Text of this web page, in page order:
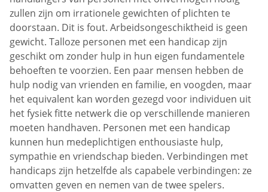
zullen zijn om irrationele gewichten of plichten te
doorstaan. Dit is fout. Arbeidsongeschiktheid is geen
gewicht. Talloze personen met een handicap zijn
geschikt om zonder hulp in hun eigen fundamentele
behoeften te voorzien. Een paar mensen hebben de
hulp nodig van vrienden en familie, en voogden, maar
het equivalent kan worden gezegd voor individuen uit
het fysiek fitte netwerk die op verschillende manieren
moeten handhaven. Personen met een handicap
kunnen hun medeplichtigen enthousiaste hulp,
sympathie en vriendschap bieden. Verbindingen met
handicaps zijn hetzelfde als capabele verbindingen: ze
omvatten geven en nemen van de twee spelers.